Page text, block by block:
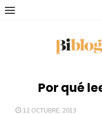
Saltar
Por qué
PUBLICADO
12 OCTUBRE, 2013